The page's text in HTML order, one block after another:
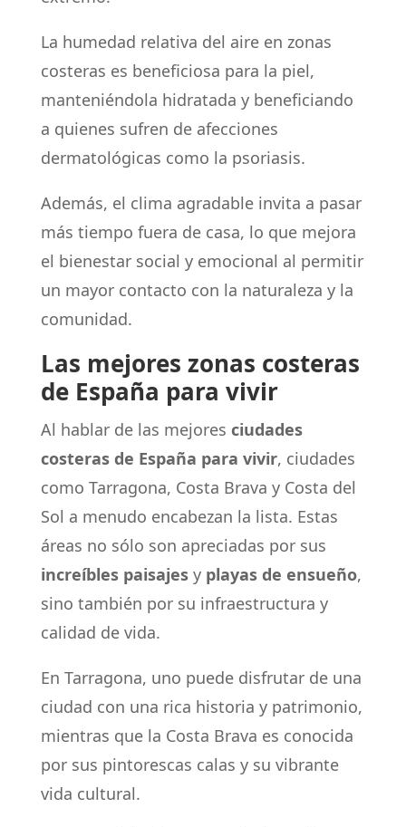
La humedad relativa del aire en zonas
costeras es beneficiosa para la piel,
manteniéndola hidratada y beneficiando
a quienes sufren de afecciones
dermatológicas como la psoriasis.
Además, el clima agradable invita a pasar
más tiempo fuera de casa, lo que mejora
el bienestar social y emocional al permitir
un mayor contacto con la naturaleza y la
comunidad.
Las mejores zonas costeras
de España para vivir
Al hablar de las mejores ciudades
costeras de España para vivir, ciudades
como Tarragona, Costa Brava y Costa del
Sol a menudo encabezan la lista. Estas
áreas no sólo son apreciadas por sus
increíbles paisajesy playas de ensueño,
sino también por su infraestructura y
calidad de vida.
En Tarragona, uno puede disfrutar de una
ciudad con una rica historia y patrimonio,
mientras que la Costa Brava es conocida
por sus pintorescas calas y su vibrante
vida cultural.